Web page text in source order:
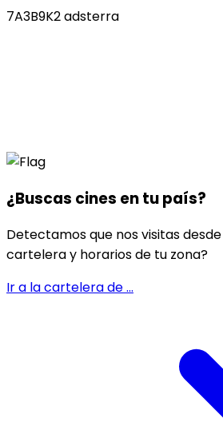
7A3B9K2 adsterra
¿Buscas cines entu país?
Detectamos que nos visitas desde
cartelera y horarios de tu zona?
Ir a la cartelera de...